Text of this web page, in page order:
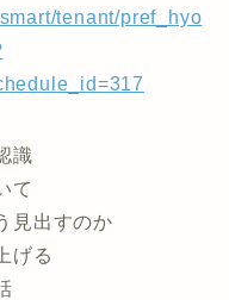
tenant/pref_hyo
識
て
見出すのか
げる